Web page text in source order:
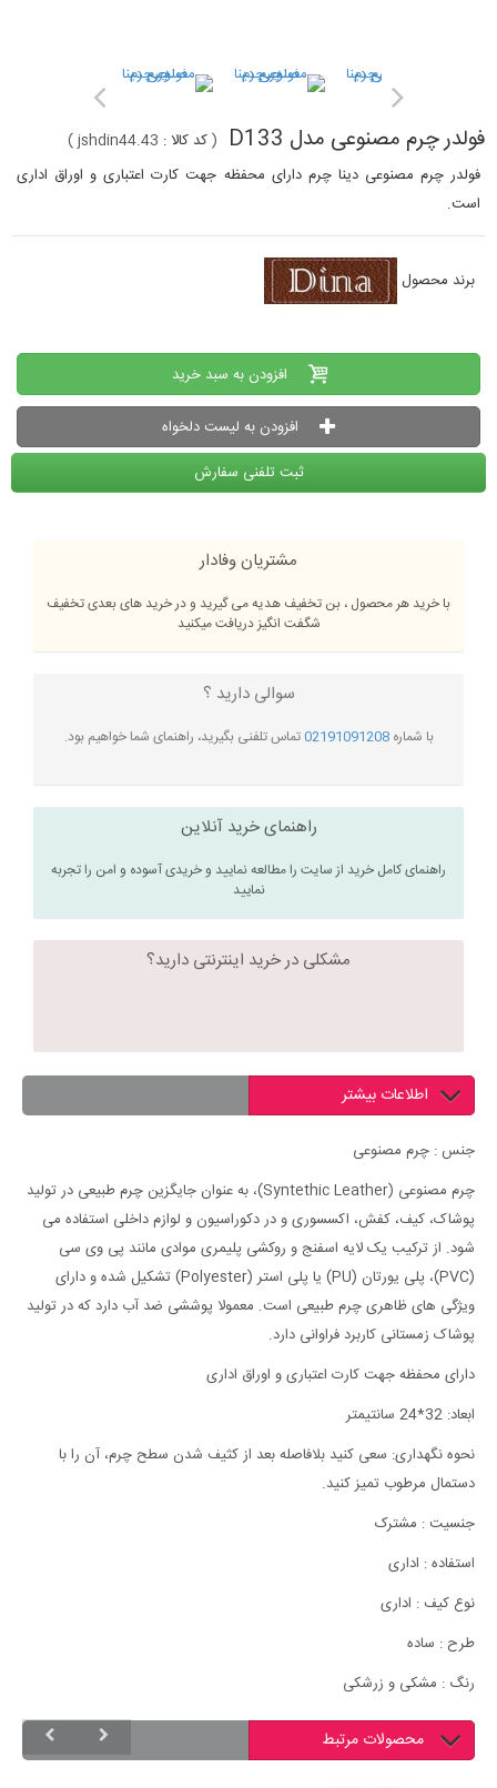
فولدر چرم مصنوعی مدل D133 (کد کالا : jshdin44.43
)
فولدر چرم مصنوعی دینا چرم دارای محفظه جهت کارت اعتباری و اوراق اداری
است.
برند محصول
افزودن به سبد خرید
افزودن به لیست دلخواه
ثبت تلفنی سفارش
مشتریان وفادار
با خرید هر محصول ، بن تخفیف هدیه می گیرید و در خرید های بعدی تخفیف
شگفت انگیز دریافت میکنید
سوالی دارید ؟
با شماره02191091208تماس تلفنی بگیرید، راهنمای شما خواهیم بود.
راهنمای خرید آنلاین
راهنمای کامل خرید از سایت را مطالعه نمایید و خریدی آسوده و امن را تجربه
نمایید
مشکلی در خرید اینترنتی دارید؟
اطلاعات بیشتر
جنس : چرم مصنوعی
چرم مصنوعی ‏(‏Syntethic Leather‏)‏، به عنوان جایگزین چرم طبیعی در تولید
پوشاک، کیف، کفش، اکسسوری و در دکوراسیون و لوازم داخلی استفاده می
شود‏.‏ از ترکیب یک لایه اسفنج و روکشی پلیمری موادی مانند پی وی سی
‏(‏PVC‏)‏، پلی یورتان ‏(‏PU‏)‏ یا پلی استر ‏(‏Polyester‏)‏ تشکیل شده و دارای
ویژگی های ظاهری چرم طبیعی است‏.‏ معمولا پوششی ضد آب دارد که در تولید
پوشاک زمستانی کاربرد فراوانی دارد‏.‏
دارای محفظه جهت کارت اعتباری و اوراق اداری
ابعاد‏:‏ 32*24 سانتیمتر
نحوه نگهداری: سعی کنید بلافاصله بعد از کثیف شدن سطح چرم، آن را با
دستمال مرطوب تمیز کنید.
جنسیت : مشترک
استفاده : اداری
نوع کیف : اداری
طرح : ساده
رنگ : مشکی و زرشکی‏
محصولات مرتبط